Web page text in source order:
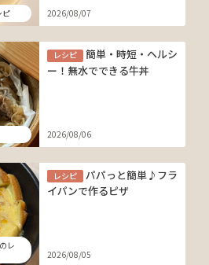
ピ 2026/08/07
レシピ
簡単・時短・ヘルシ
ー！無水でできる牛丼
2026/08/06
レ
レシピ
パパっと簡単♪フラ
イパンで作るピザ
2026/08/05